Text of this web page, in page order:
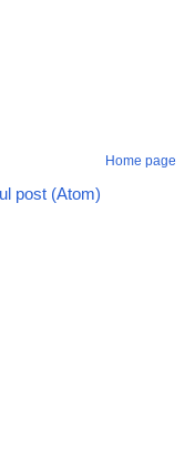
Home page
post (Atom)